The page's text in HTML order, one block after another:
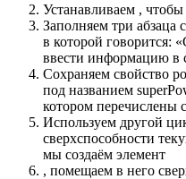
Устанавливаем , чтобы
Заполняем три абзаца
в которой говорится:
ввести информацию в
Сохраняем свойство
под названием
котором перечислены
Используем другой
сверхспособности
мы создаём элемент
, помещаем в него